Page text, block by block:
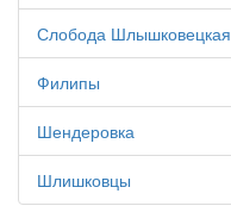
Слобода Шлышковецкая
Филипы
Шендеровка
Шлишковцы